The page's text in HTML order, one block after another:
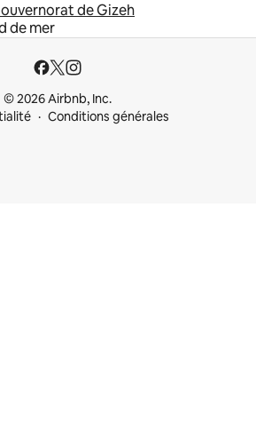
de Gizeh
de mer
© 2026 Airbnb, Inc.
Conditions générales